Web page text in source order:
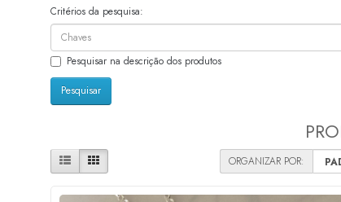
Critérios da pesquisa:
Pesquisar na descrição dos produtos
ORGANIZAR POR: